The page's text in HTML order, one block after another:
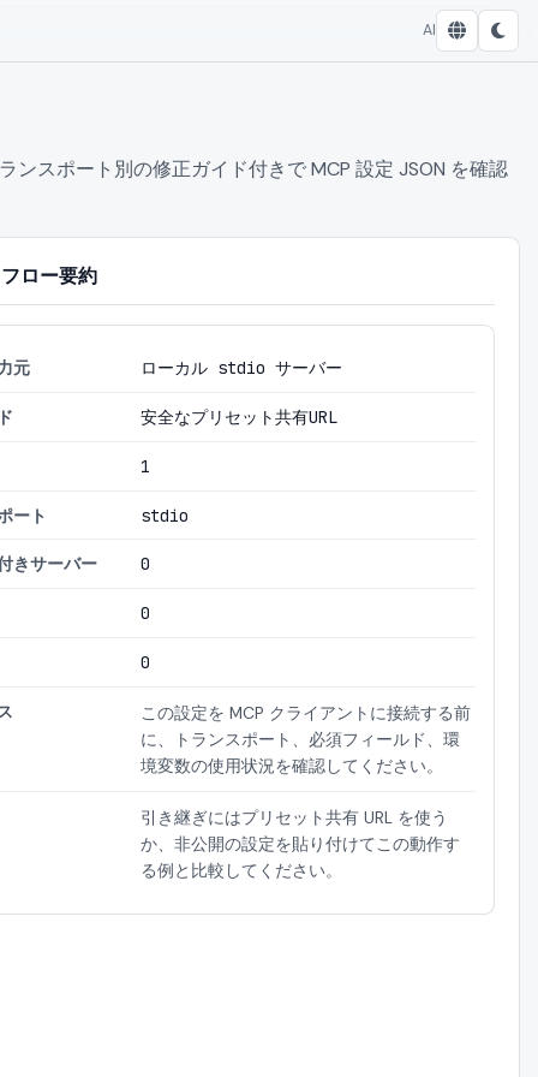
AI
スポート別の修正ガイド付きで MCP 設定 JSON を確認
ロー要約
元 ローカル stdio サーバー
安全なプリセット共有URL
1
ート stdio
きサーバー 0
0
0
この設定を MCP クライアントに接続する前
に、トランスポート、必須フィールド、環
境変数の使用状況を確認してください。
引き継ぎにはプリセット共有 URL を使う
か、非公開の設定を貼り付けてこの動作す
る例と比較してください。